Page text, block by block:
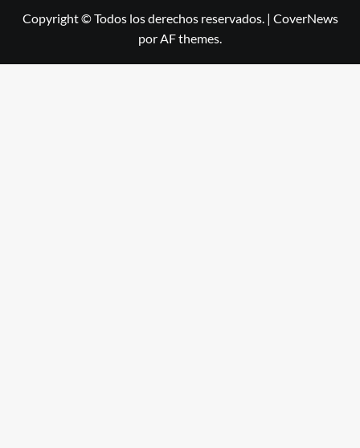
Copyright © Todos los derechos reservados. | CoverNews
por AF themes.